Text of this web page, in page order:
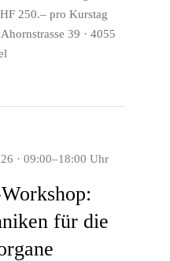
250.– pro Kurstag
39 · 4055
· 09:00–18:00 Uhr
für die